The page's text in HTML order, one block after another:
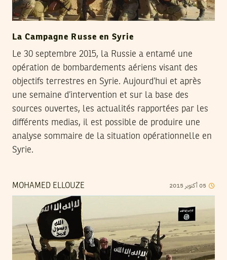
La Campagne Russe en Syrie
Le 30 septembre 2015, la Russie a entamé une
opération de bombardements aériens visant des
objectifs terrestres en Syrie. Aujourd’hui et après
une semaine d’intervention et sur la base des
sources ouvertes, les actualités rapportées par les
différents medias, il est possible de produire une
analyse sommaire de la situation opérationnelle en
Syrie.
MOHAMED ELLOUZE 05أكتوبر 2015